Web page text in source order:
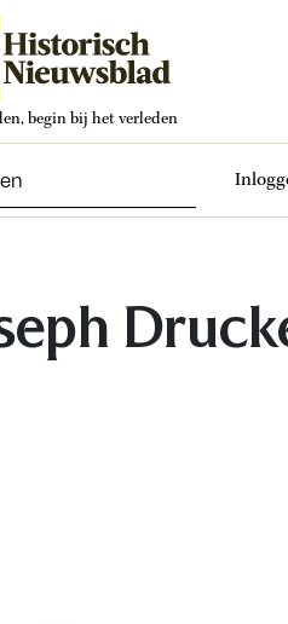
begin bij het verleden